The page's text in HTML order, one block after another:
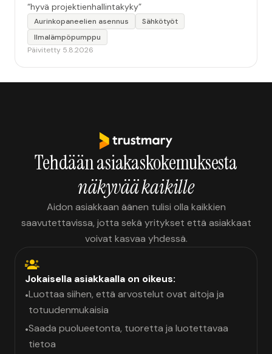
“hyvä projektienhallintakyky”
Aurinkopaneelien asennus
Sähkötyöt
Ilmalämpöpumppu
Päivitetty 5.8.2026
Tehdään asiakaskokemuksesta
näkyvää kaikille
Aidon asiakkaan äänen tulisi olla kaikkien
saavutettavissa, jotta sekä yritykset että asiakkaat
voivat kasvaa yhdessä.
Jokaisella asiakkaalla on oikeus:
•Luottaa siihen, että arvostelut ovat aitoja ja
totuudenmukaisia
•Saada puolueetonta, tuoretta ja luotettavaa
tietoa